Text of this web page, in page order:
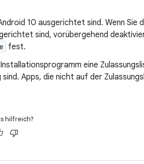
10 ausgerichtet sind. Wenn Sie
sind, vorübergehend
fest.
eine
Apps, die nicht auf der
hilfreich?